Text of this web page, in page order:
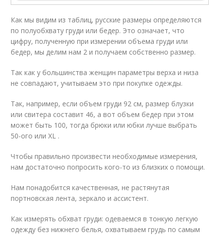
Как мы видим из таблиц, русские размеры определяются
по полуобхвату груди или бедер. Это означает, что
цифру, полученную при измерении объема груди или
бедер, мы делим нам 2 и получаем собственно размер.
Так как у большинства женщин параметры верха и низа
не совпадают, учитываем это при покупке одежды.
Так, например, если объем груди 92 см, размер блузки
или свитера составит 46, а вот объем бедер при этом
может быть 100, тогда брюки или юбки лучше выбрать
50-ого или XL .
Чтобы правильно произвести необходимые измерения,
нам достаточно попросить кого-то из близких о помощи.
Нам понадобится качественная, не растянутая
портновская лента, зеркало и ассистент.
Как измерять обхват груди: одеваемся в тонкую легкую
одежду без нижнего белья, охватываем грудь по самым